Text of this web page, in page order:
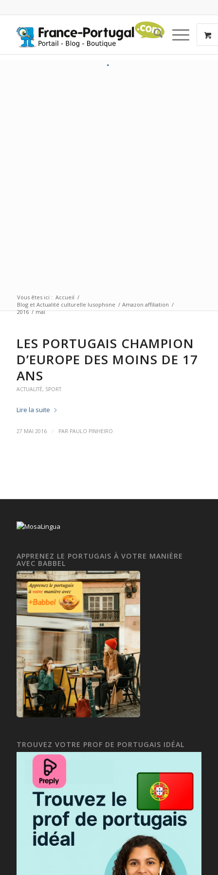
Vous êtes ici : Accueil /
Blog et Actualité culturelle lusophone / Amazon affiliation /
2016 / mai
LES PORTUGAIS CHAMPION
D’EUROPE DES MOINS DE 17
ANS
ACTUALITÉ, SPORT
Lire la suite
27 MAI 2016 / PAR PAULO PINHEIRO
APPRENEZ LE PORTUGAIS À VOTRE MANIÈRE
AVEC BABBEL
TROUVEZ VOTRE PROF DE PORTUGAIS IDÉAL